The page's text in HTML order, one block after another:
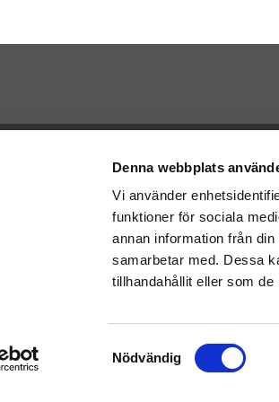
Denna webbplats
Vi använder
funktioner för sociala
annan information från
samarbetar med. Dessa
tillhandahållit eller som
Samtyckesval
Nödvändig
Vi skickar
Schenker: